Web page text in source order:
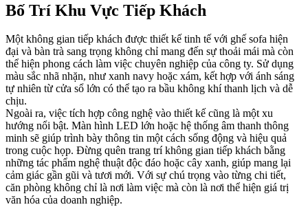
Bố Trí Khu Vực Tiếp Khách
Một không gian tiếp khách được thiết kế tinh tế với ghế sofa hiện
đại và bàn trà sang trọng không chỉ mang đến sự thoải mái mà còn
thể hiện phong cách làm việc chuyên nghiệp của công ty. Sử dụng
màu sắc nhã nhặn, như xanh navy hoặc xám, kết hợp với ánh sáng
tự nhiên từ cửa sổ lớn có thể tạo ra bầu không khí thanh lịch và dễ
chịu.
Ngoài ra, việc tích hợp công nghệ vào thiết kế cũng là một xu
hướng nổi bật. Màn hình LED lớn hoặc hệ thống âm thanh thông
minh sẽ giúp trình bày thông tin một cách sống động và hiệu quả
trong cuộc họp. Đừng quên trang trí không gian tiếp khách bằng
những tác phẩm nghệ thuật độc đáo hoặc cây xanh, giúp mang lại
cảm giác gần gũi và tươi mới. Với sự chú trọng vào từng chi tiết,
căn phòng không chỉ là nơi làm việc mà còn là nơi thể hiện giá trị
văn hóa của doanh nghiệp.